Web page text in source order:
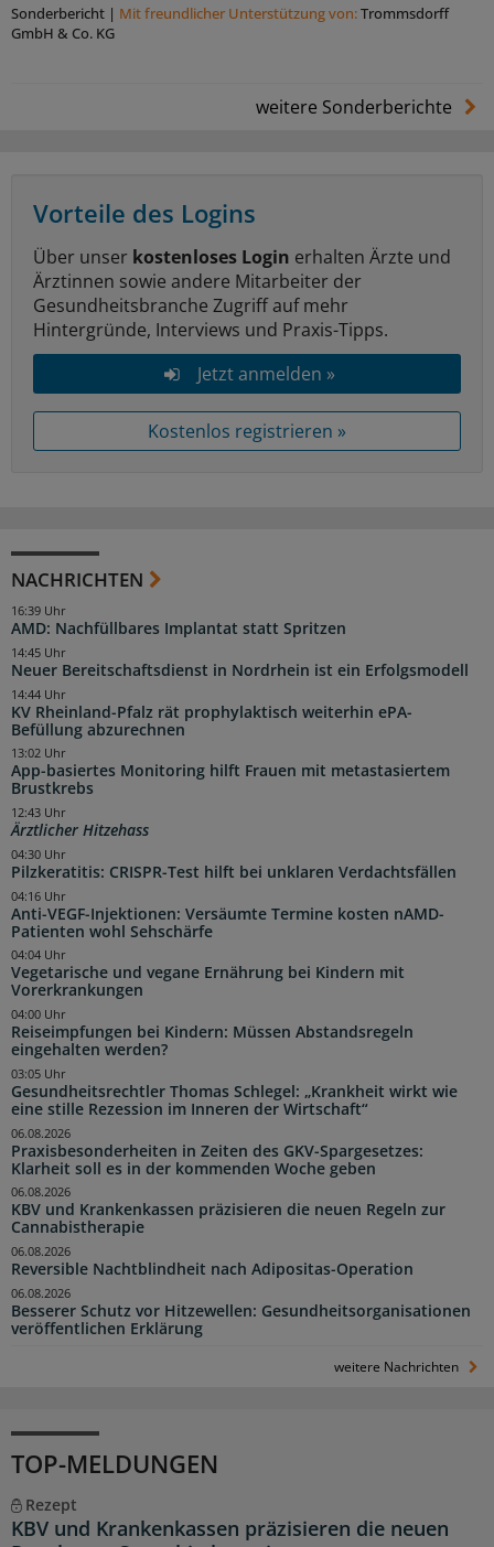
Sonderbericht | Mit freundlicher Unterstützung von:Trommsdorff
GmbH & Co. KG
weitere Sonderberichte
Vorteile des Logins
Über unser kostenloses Login erhalten Ärzte und
Ärztinnen sowie andere Mitarbeiter der
Gesundheitsbranche Zugriff auf mehr
Hintergründe, Interviews und Praxis-Tipps.
Jetzt anmelden »
Kostenlos registrieren »
NACHRICHTEN
AMD: Nachfüllbares Implantat statt Spritzen
16:39 Uhr
Neuer Bereitschaftsdienst in Nordrhein ist ein Erfolgsmodell
14:45 Uhr
KV Rheinland-Pfalz rät prophylaktisch weiterhin ePA-
Befüllung abzurechnen
14:44 Uhr
App-basiertes Monitoring hilft Frauen mit metastasiertem
Brustkrebs
13:02 Uhr
Ärztlicher Hitzehass
12:43 Uhr
Pilzkeratitis: CRISPR-Test hilft bei unklaren Verdachtsfällen
04:30 Uhr
Anti-VEGF-Injektionen: Versäumte Termine kosten nAMD-
Patienten wohl Sehschärfe
04:16 Uhr
Vegetarische und vegane Ernährung bei Kindern mit
Vorerkrankungen
04:04 Uhr
Reiseimpfungen bei Kindern: Müssen Abstandsregeln
eingehalten werden?
04:00 Uhr
Gesundheitsrechtler Thomas Schlegel: „Krankheit wirkt wie
eine stille Rezession im Inneren der Wirtschaft“
03:05 Uhr
Praxisbesonderheiten in Zeiten des GKV-Spargesetzes:
Klarheit soll es in der kommenden Woche geben
06.08.2026
KBV und Krankenkassen präzisieren die neuen Regeln zur
Cannabistherapie
06.08.2026
Reversible Nachtblindheit nach Adipositas-Operation
06.08.2026
Besserer Schutz vor Hitzewellen: Gesundheitsorganisationen
veröffentlichen Erklärung
06.08.2026
weitere Nachrichten
TOP-MELDUNGEN
Rezept
KBV und Krankenkassen präzisieren die neuen